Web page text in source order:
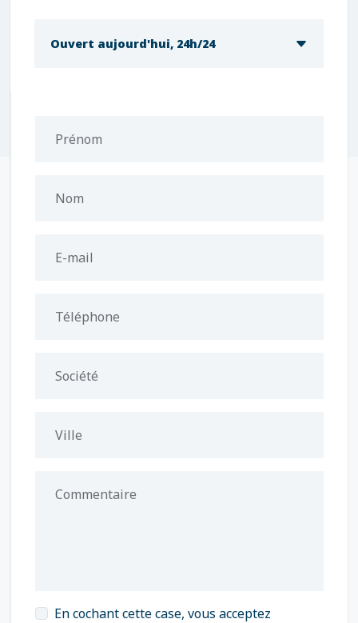
Ouvert aujourd'hui, 24h/24
Prénom
Nom
E-mail
Téléphone
Société
Ville
Commentaire
En cochant cette case, vous acceptez